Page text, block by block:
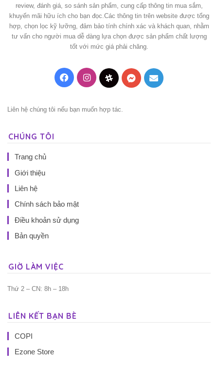
review, đánh giá, so sánh sản phẩm, cung cấp thông tin mua sắm,
khuyến mãi hữu ích cho bạn đọc.Các thông tin trên website được tổng
hợp, chọn lọc kỹ lưỡng, đảm bảo tính chính xác và khách quan, nhằm
tư vấn cho người mua dễ dàng lựa chọn được sản phẩm chất lượng
tốt với mức giá phải chăng.
FacebookInstagramThreadsMessenger
Mail
Liên hệ chúng tôi nếu bạn muốn hợp tác.
CHÚNG TÔI
Trang chủ
Giới thiệu
Liên hệ
Chính sách bảo mật
Điều khoản sử dụng
Bản quyền
GIỜ LÀM VIỆC
Thứ 2 – CN: 8h – 18h
LIÊN KẾT BẠN BÈ
COPI
Ezone Store